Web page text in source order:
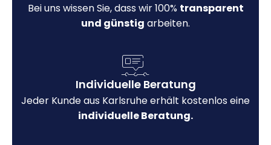
Bei uns wissen Sie, dass wir 100% transparent
und günstig arbeiten.
Individuelle Beratung
Jeder Kunde aus Karlsruhe erhält kostenlos eine
individuelle Beratung.